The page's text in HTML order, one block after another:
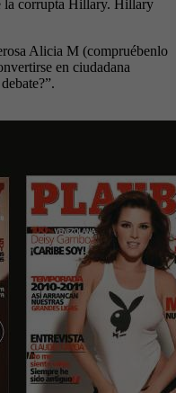
la corrupta Hillary. Hillary
Alicia M (compruébenlo
en ciudadana